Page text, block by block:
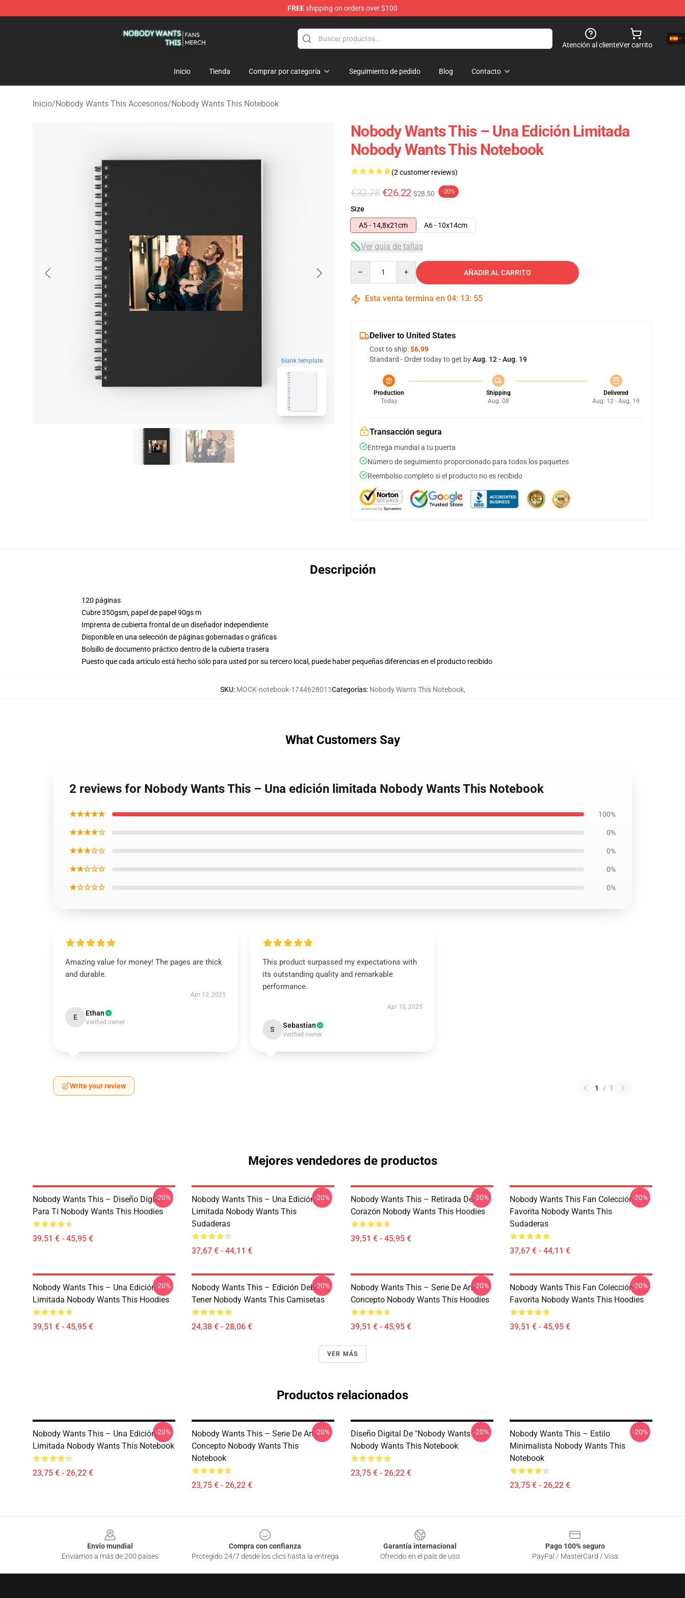
FREEshipping on orders over $100
Atención al clienteVer carrito
Inicio Tienda Comprar por categoría Seguimiento de pedido Blog Contacto
Inicio/Nobody Wants This Accesorios/Nobody Wants This Notebook
blank template
Nobody Wants This – Una Edición Limitada
Nobody Wants This Notebook
(2 customer reviews)
€32.78 €26.22 $28.50 -20%
Size
A5 - 14,8x21cm
A6 - 10x14cm
Ver guía de tallas
AÑADIR AL CARRITO
Esta venta termina en 04: 13: 54
Deliver to United States
Cost to ship:$6.99
Standard - Order today to get byAug. 12 - Aug. 19
Production
Today
Shipping
Aug. 08
Delivered
Aug. 12 - Aug. 19
Transacción segura
Entrega mundial a tu puerta
Número de seguimiento proporcionado para todos los paquetes
Reembolso completo si el producto no es recibido
Descripción
120 páginas
Cubre 350gsm, papel de papel 90gs m
Imprenta de cubierta frontal de un diseñador independiente
Disponible en una selección de páginas gobernadas o gráficas
Bolsillo de documento práctico dentro de la cubierta trasera
Puesto que cada artículo está hecho sólo para usted por su tercero local, puede haber pequeñas diferencias en el producto recibido
SKU: MOCK-notebook-1744628011Categorías: Nobody Wants This Notebook,
What Customers Say
2 reviews for Nobody Wants This – Una edición limitada Nobody Wants This Notebook
★★★★★ 100%
★★★★☆ 0%
★★★☆☆ 0%
★★☆☆☆ 0%
★☆☆☆☆ 0%
Amazing value for money! The pages are thick
and durable.
Apr 13, 2025
E Ethan
Verified owner
This product surpassed my expectations with
its outstanding quality and remarkable
performance.
Apr 10, 2025
S Sebastian
Verified owner
Write your review 1 / 1
Mejores vendedores de productos
Nobody Wants This – Diseño Digital
Para Ti Nobody Wants This Hoodies
39,51 € - 45,95 €
-20%
Nobody Wants This – Una Edición
Limitada Nobody Wants This
Sudaderas
37,67 € - 44,11 €
-20%
Nobody Wants This – Retirada Del
Corazón Nobody Wants This Hoodies
39,51 € - 45,95 €
-20%
Nobody Wants This Fan Colección
Favorita Nobody Wants This
Sudaderas
37,67 € - 44,11 €
-20%
Nobody Wants This – Una Edición
Limitada Nobody Wants This Hoodies
39,51 € - 45,95 €
-20%
Nobody Wants This – Edición Debe
Tener Nobody Wants This Camisetas
24,38 € - 28,06 €
-20%
Nobody Wants This – Serie De Arte
Concepto Nobody Wants This Hoodies
39,51 € - 45,95 €
-20%
Nobody Wants This Fan Colección
Favorita Nobody Wants This Hoodies
39,51 € - 45,95 €
-20%
VER MÁS
Productos relacionados
Nobody Wants This – Una Edición
Limitada Nobody Wants This Notebook
23,75 € - 26,22 €
-20%
Nobody Wants This – Serie De Arte
Concepto Nobody Wants This
Notebook
23,75 € - 26,22 €
-20%
Diseño Digital De "Nobody Wants This"
Nobody Wants This Notebook
23,75 € - 26,22 €
-20%
Nobody Wants This – Estilo
Minimalista Nobody Wants This
Notebook
23,75 € - 26,22 €
-20%
Envío mundial
Enviamos a más de 200 países
Compra con confianza
Protegido 24/7 desde los clics hasta la entrega
Garantía internacional
Ofrecido en el país de uso
Pago 100% seguro
PayPal / MasterCard / Visa